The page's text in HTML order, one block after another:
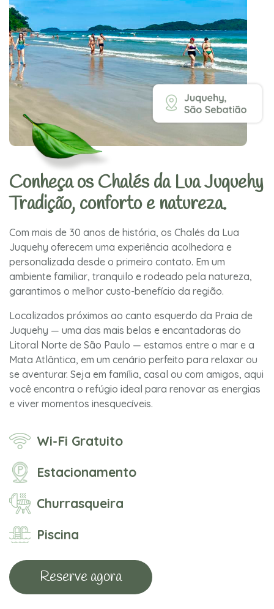
Conheça os Chalés da Lua Juquehy
Tradição, conforto e natureza.
Com mais de 30 anos de história, os Chalés da Lua
Juquehy oferecem uma experiência acolhedora e
personalizada desde o primeiro contato. Em um
ambiente familiar, tranquilo e rodeado pela natureza,
garantimos o melhor custo-benefício da região.
Localizados próximos ao canto esquerdo da Praia de
Juquehy — uma das mais belas e encantadoras do
Litoral Norte de São Paulo — estamos entre o mar e a
Mata Atlântica, em um cenário perfeito para relaxar ou
se aventurar. Seja em família, casal ou com amigos, aqui
você encontra o refúgio ideal para renovar as energias
e viver momentos inesquecíveis.
Wi-Fi Gratuito
Estacionamento
Churrasqueira
Piscina
Reserve agora